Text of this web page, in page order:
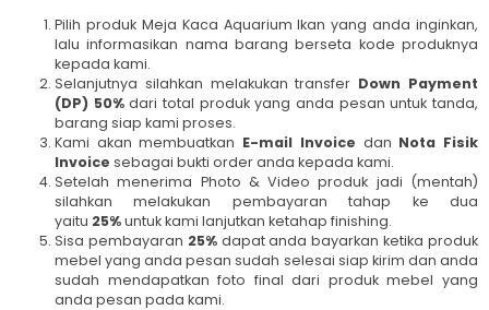
Pilih produk Meja Kaca Aquarium Ikan yang anda inginkan,
lalu informasikan nama barang berseta kode produknya
kepada kami.
Selanjutnya silahkan melakukan transfer Down Payment
(DP) 50%dari total produk yang anda pesan untuk tanda,
barang siap kami proses.
Kami akan membuatkan E-mail Invoice dan Nota Fisik
Invoice sebagai bukti order anda kepada kami.
Setelah menerima Photo & Video produk jadi (mentah)
silahkan melakukan pembayaran tahap ke dua
yaitu 25%untuk kami lanjutkan ketahap finishing.
Sisa pembayaran 25% dapat anda bayarkan ketika produk
mebel yang anda pesan sudah selesai siap kirim dan anda
sudah mendapatkan foto final dari produk mebel yang
anda pesan pada kami.